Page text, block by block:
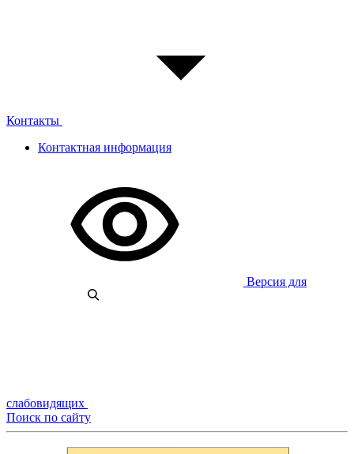
Контакты
Контактная информация
Версия для
слабовидящих
Поиск по сайту